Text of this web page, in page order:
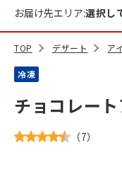
お届け先エリア:選択し
TOP デザート ア
冷凍
チョコレー
（7）